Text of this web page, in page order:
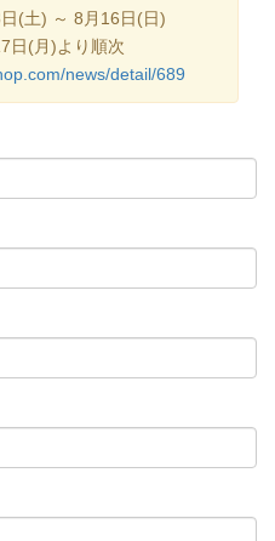
(土) ～ 8月16日(日)
(月)より順次
news/detail/689